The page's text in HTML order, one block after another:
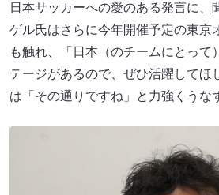
日本サッカーへの愛のある発言に、
ゲル氏はさらに今年開催予定の東京
も触れ、「日本（のチームにとって
テージがあるので、ぜひ活躍してほ
は「その通りですね」と力強くうな